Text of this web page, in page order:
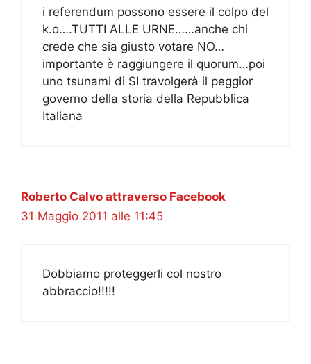
i referendum possono essere il colpo del
k.o….TUTTI ALLE URNE……anche chi
crede che sia giusto votare NO…
importante è raggiungere il quorum…poi
uno tsunami di SI travolgerà il peggior
governo della storia della Repubblica
Italiana
Roberto Calvo attraverso Facebook
31 Maggio 2011 alle 11:45
Dobbiamo proteggerli col nostro
abbraccio!!!!!